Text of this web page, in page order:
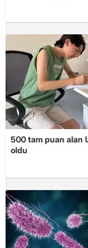
500 tam puan alan
oldu